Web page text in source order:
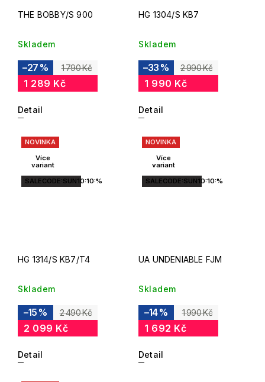
THE BOBBY/S 900
Skladem
1 790 Kč
–27 %
1 289 Kč
Detail
HG 1304/S KB7
Skladem
2 990 Kč
–33 %
1 990 Kč
Detail
NOVINKA
Více
variant
SALECODE:SUN10:10:%
HG 1314/S KB7/T4
Skladem
2 490 Kč
–15 %
2 099 Kč
Detail
NOVINKA
Více
variant
SALECODE:SUN10:10:%
UA UNDENIABLE FJM
Skladem
1 990 Kč
–14 %
1 692 Kč
Detail